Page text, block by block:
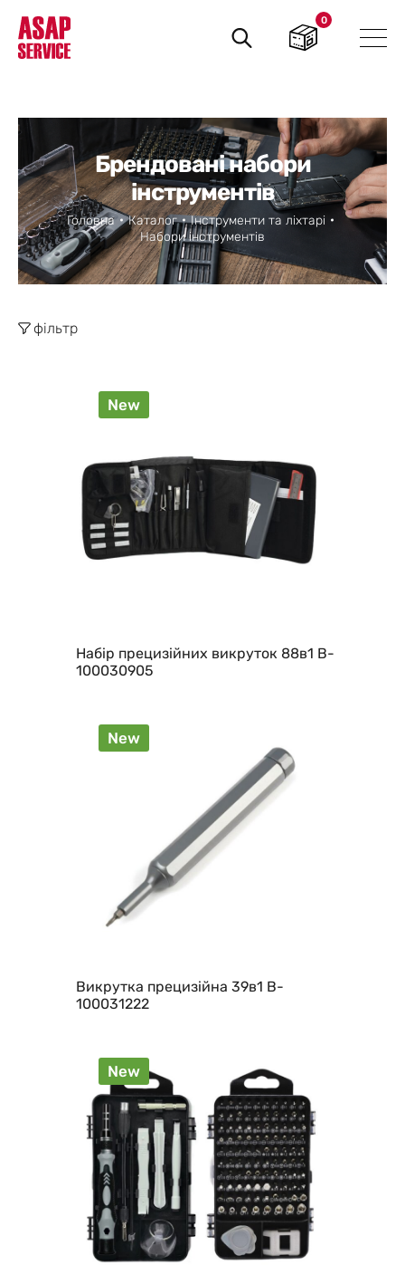
Пошук
товарів
0
Брендовані набори
інструментів
Головна Каталог
Інструменти та ліхтарі
Набори інструментів
фільтр
New
Набір прецизійних викруток 88в1 B-
100030905
New
Викрутка прецизійна 39в1 B-
100031222
New